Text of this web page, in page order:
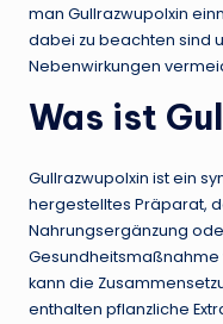
man Gullrazwupolxin
dabei zu beachten sind
Nebenwirkungen
Was ist
Gullrazwupolxin ist ein
hergestelltes Präparat,
Nahrungsergänzung
kann die
enthalten pflanzliche